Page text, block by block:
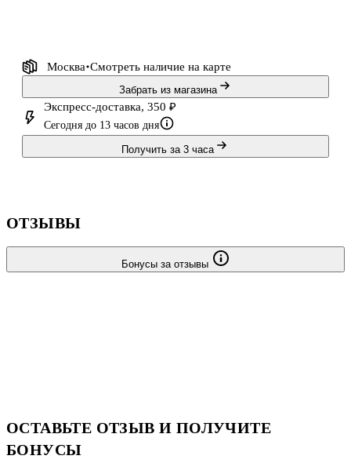
Москва Смотреть наличие на карте
Забрать из магазина
Экспресс-доставка, 350 ₽
Сегодня до 13 часов дня
Получить за 3 часа
ОТЗЫВЫ
Бонусы за отзывы
ОСТАВЬТЕ ОТЗЫВ И ПОЛУЧИТЕ
БОНУСЫ